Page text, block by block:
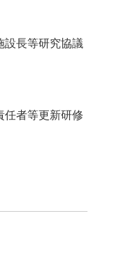
設長等研究協議
任者等更新研修